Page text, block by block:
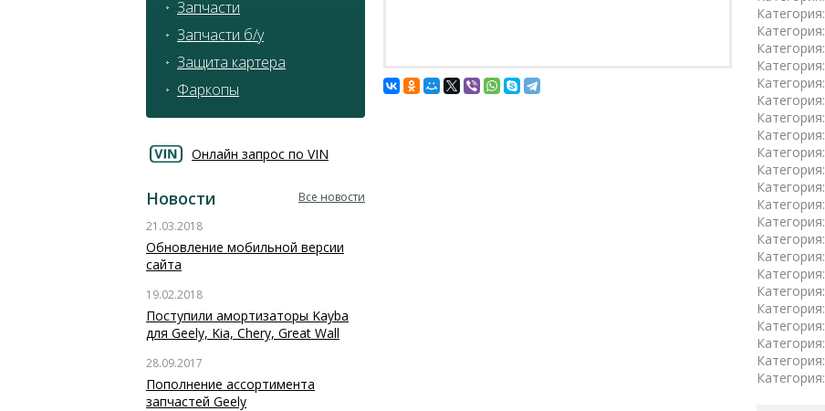
Запчасти
Запчасти б/у
Защита картера
Фаркопы
Онлайн запрос по VIN
Новости
Все новости
21.03.2018
Обновление мобильной версии
сайта
19.02.2018
Поступили амортизаторы Kayba
для Geely, Kia, Chery, Great Wall
28.09.2017
Пополнение ассортимента
запчастей Geely
Категория:
Категория:
Категория:
Категория:
Категория:
Категория:
Категория:
Категория:
Категория:
Категория:
Категория:
Категория:
Категория:
Категория:
Категория:
Категория:
Категория:
Категория:
Категория:
Категория:
Категория:
Категория: